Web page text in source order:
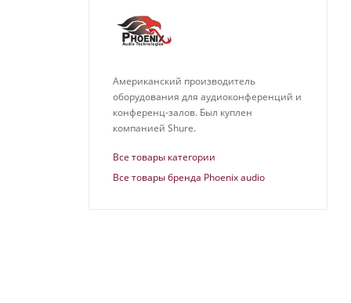
Американский производитель
оборудования для аудиоконференций и
конференц-залов. Был куплен
компанией Shure.
Все товары категории
Все товары бренда Phoenix audio